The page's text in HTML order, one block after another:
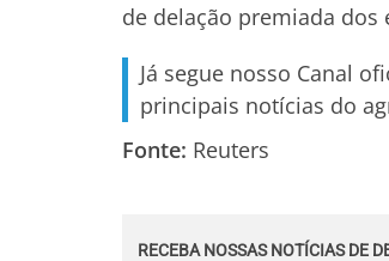
de delação premiada dos
Já segue nosso Canal
principais notícias do
Fonte: Reuters
RECEBA NOSSAS NOTÍCIAS DE